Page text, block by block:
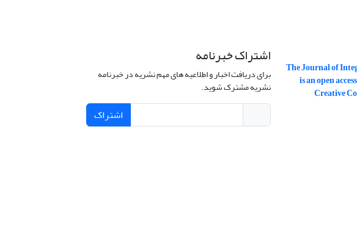
The Journal of
is an open
Creative
اشتراک خبرنامه
برای دریافت اخبار و اطلاعیه های مهم نشریه در خبرنامه
نشریه مشترک شوید.
اشتراک